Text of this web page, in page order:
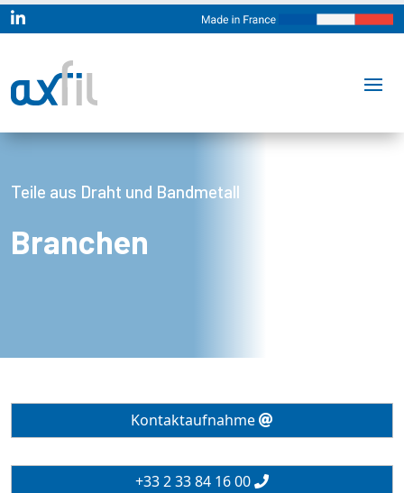

Teile aus Draht und Bandmetall
Branchen
Kontaktaufnahme
+33 2 33 84 16 00